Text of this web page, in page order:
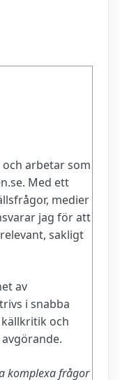
och arbetar som
Med ett
medier
jag för att
sakligt
av
i snabba
och
komplexa frågor